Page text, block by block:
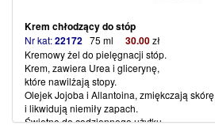
Krem chłodzący do stóp
Nr kat:22172 75 ml 30.00zł
Kremowy żel do pielęgnacji stóp.
Krem, zawiera Urea i glicerynę,
które nawilżają stopy.
Olejek Jojoba i Allantoina, zmiękczają skórę
i likwidują niemiły zapach.
Świetne do codziennego użytku.